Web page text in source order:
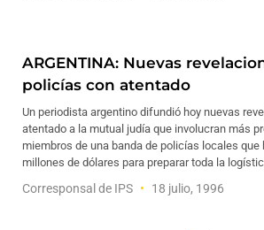
ARGENTINA: Nuevas
policías con atentado
Un periodista argentino difundió hoy nuevas
atentado a la mutual judía que involucran más
miembros de una banda de policías locales que
millones de dólares para preparar toda la
Corresponsal de IPS 18 julio, 1996